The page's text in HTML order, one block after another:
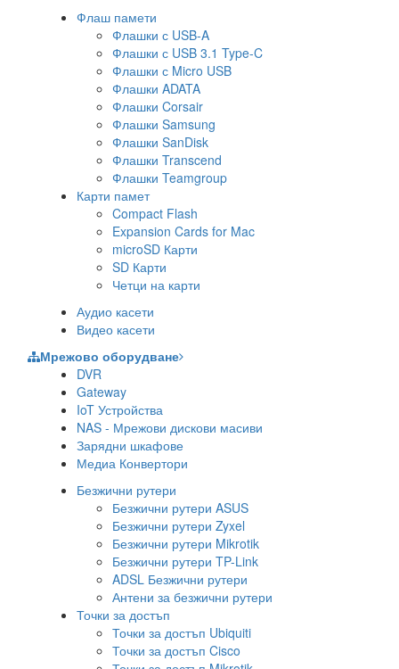
Флаш памети
Флашки с USB-A
Флашки с USB 3.1 Type-C
Флашки с Micro USB
Флашки ADATA
Флашки Corsair
Флашки Samsung
Флашки SanDisk
Флашки Transcend
Флашки Teamgroup
Карти памет
Compact Flash
Expansion Cards for Mac
microSD Карти
SD Карти
Четци на карти
Аудио касети
Видео касети
Мрежово оборудване
DVR
Gateway
IoT Устройства
NAS - Мрежови дискови масиви
Зарядни шкафове
Медиа Конвертори
Безжични рутери
Безжични рутери ASUS
Безжични рутери Zyxel
Безжични рутери Mikrotik
Безжични рутери TP-Link
ADSL Безжични рутери
Антени за безжични рутери
Точки за достъп
Точки за достъп Ubiquiti
Точки за достъп Cisco